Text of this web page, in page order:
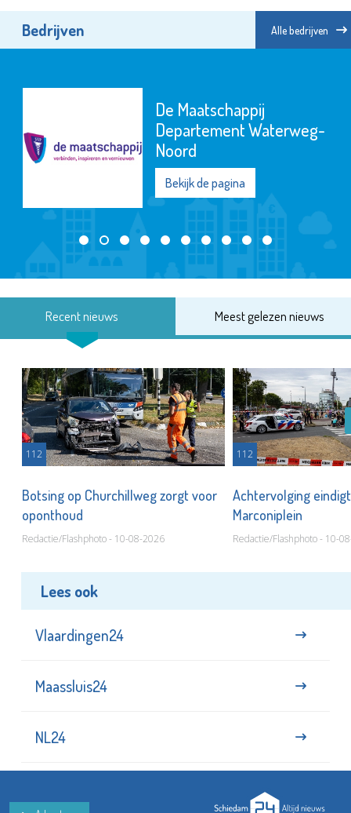
Bedrijven Alle bedrijven
De Maatschappij
Departement Waterweg-
Noord
Bekijk de pagina
Recent nieuws Meest gelezen nieuws
112
Botsing op Churchillweg zorgt voor
oponthoud
Redactie/Flashphoto - 10-08-2026
112
Achtervolging
Marconiplein
Redactie/Flashphoto - 10-
Lees ook
Vlaardingen24
Maassluis24
NL24